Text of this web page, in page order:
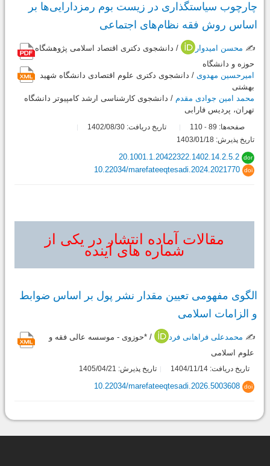
چارچوب سیاستگذاری در زیست بوم رمزدارایی‌ها بر
اساس روش فقه نظام‌های اجتماعی
✍️ محسن امیدوار
/ دانشجوی دکتری اقتصاد اسلامی پژوهشگاه
حوزه و دانشگاه
امیرحسین مهدوی / دانشجوی دکتری علوم اقتصادی دانشگاه شهید
بهشتی
محمد امین جوادی مقدم / دانشجوی کارشناسی ارشد کامپیوتر دانشگاه
تهران، پردیس فارابی
صفحه‌ها: 89
-
تاریخ دریافت: 1402/08/30
تاریخ پذیرش: 1403/01/18
dor
20.1001.1.20422322.1402.14.2.5.2
doi
10.22034/marefateeqtesadi.2024.2021770
مقالات آماده انتشار در یکی از
شماره های آینده
الگوی مفهومی تعیین مقدار نشر پول بر اساس ضوابط
و الزامات اسلامی
✍️ محمدعلی فراهانی فرد
/ *حوزوی - موسسه عالی فقه و
علوم اسلامی
تاریخ دریافت: 1404/11/14 تاریخ پذیرش: 1405/04/21
doi
10.22034/marefateeqtesadi.2026.5003608